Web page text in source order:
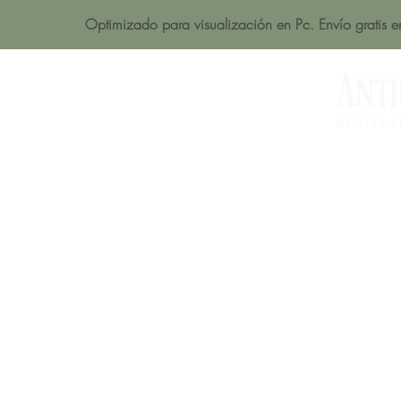
Optimizado para visualización en Pc. Envío